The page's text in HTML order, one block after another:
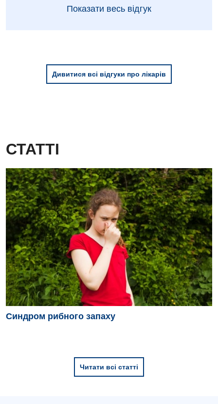
Показати весь відгук
Дивитися всі відгуки про лікарів
СТАТТІ
Синдром рибного запаху
Читати всі статті